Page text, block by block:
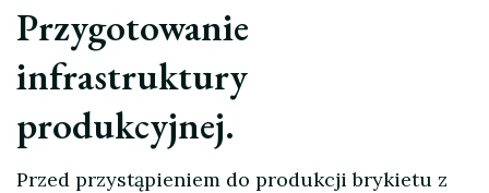
Przygotowanie
infrastruktury
produkcyjnej.
Przed przystąpieniem do produkcji brykietu z